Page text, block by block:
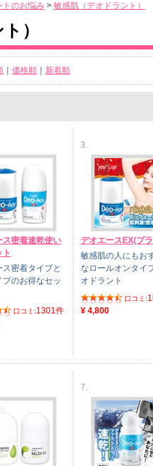
トのお悩み > 敏感肌（デオドラント）
）
価格順 新着順
ス密着速乾使い
ト
密着タイプと
プのお得なセッ
口コミ:1301件
3.
デオエースEX(プ
敏感肌の人にもお
なロールオンタイ
オドラント
口コミ:
¥ 4,800
7.